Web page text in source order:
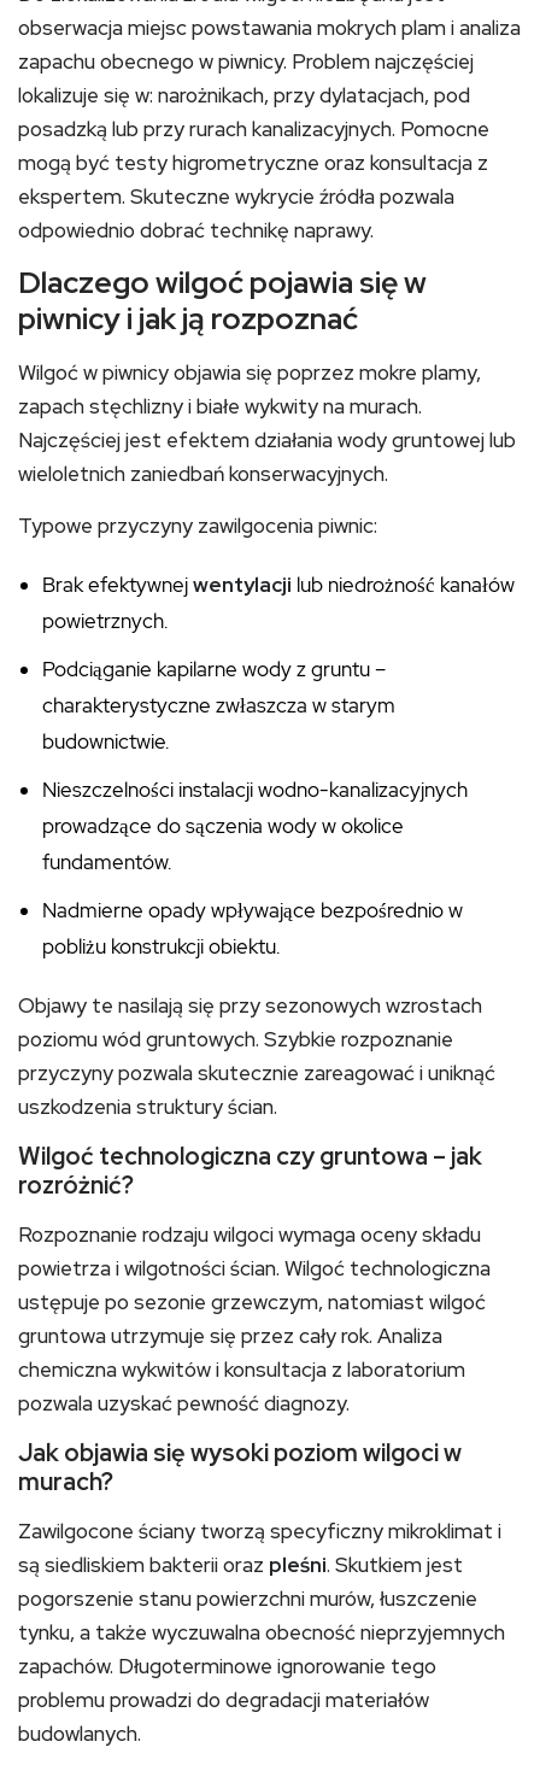
obserwacja miejsc powstawania mokrych plam i analiza
zapachu obecnego w piwnicy. Problem najczęściej
lokalizuje się w: narożnikach, przy dylatacjach, pod
posadzką lub przy rurach kanalizacyjnych. Pomocne
mogą być testy higrometryczne oraz konsultacja z
ekspertem. Skuteczne wykrycie źródła pozwala
odpowiednio dobrać technikę naprawy.
Dlaczego wilgoć pojawia się w
piwnicy i jak ją rozpoznać
Wilgoć w piwnicy objawia się poprzez mokre plamy,
zapach stęchlizny i białe wykwity na murach.
Najczęściej jest efektem działania wody gruntowej lub
wieloletnich zaniedbań konserwacyjnych.
Typowe przyczyny zawilgocenia piwnic:
Brak efektywnejwentylacji lub niedrożność kanałów
powietrznych.
Podciąganie kapilarne wody z gruntu –
charakterystyczne zwłaszcza w starym
budownictwie.
Nieszczelności instalacji wodno-kanalizacyjnych
prowadzące do sączenia wody w okolice
fundamentów.
Nadmierne opady wpływające bezpośrednio w
pobliżu konstrukcji obiektu.
Objawy te nasilają się przy sezonowych wzrostach
poziomu wód gruntowych. Szybkie rozpoznanie
przyczyny pozwala skutecznie zareagować i uniknąć
uszkodzenia struktury ścian.
Wilgoć technologiczna czy gruntowa – jak
rozróżnić?
Rozpoznanie rodzaju wilgoci wymaga oceny składu
powietrza i wilgotności ścian. Wilgoć technologiczna
ustępuje po sezonie grzewczym, natomiast wilgoć
gruntowa utrzymuje się przez cały rok. Analiza
chemiczna wykwitów i konsultacja z laboratorium
pozwala uzyskać pewność diagnozy.
Jak objawia się wysoki poziom wilgoci w
murach?
Zawilgocone ściany tworzą specyficzny mikroklimat i
są siedliskiem bakterii oraz pleśni. Skutkiem jest
pogorszenie stanu powierzchni murów, łuszczenie
tynku, a także wyczuwalna obecność nieprzyjemnych
zapachów. Długoterminowe ignorowanie tego
problemu prowadzi do degradacji materiałów
budowlanych.